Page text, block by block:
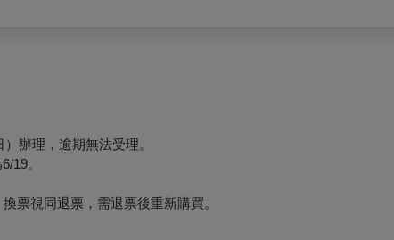
辦理，逾期無法受理。
19。
票視同退票，需退票後重新購買。